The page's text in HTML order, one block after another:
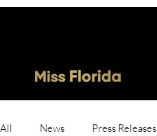
All News Press Releases